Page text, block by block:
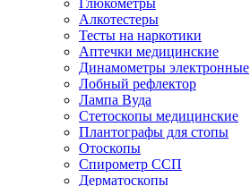
Глюкометры
Алкотестеры
Тесты на наркотики
Аптечки медицинские
Динамометры электронные
Лобный рефлектор
Лампа Вуда
Стетоскопы медицинские
Плантографы для стопы
Отоскопы
Спирометр ССП
Дерматоскопы